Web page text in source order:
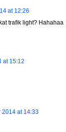
at 12:26
trafik light? Hahahaa
at 15:12
2014 at 14:33